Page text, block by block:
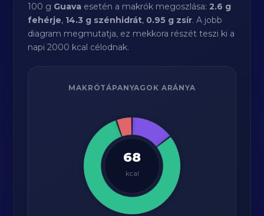
100 g Guava esetén a makrók megoszlása:2.6 g
fehérje, 14.3 g szénhidrát, 0.95 g zsír. A jobb
diagram megmutatja, ez mekkora részét teszi ki a
napi 2000 kcal célodnak.
MAKRÓTÁPANYAGOK ARÁNYA
68
kcal